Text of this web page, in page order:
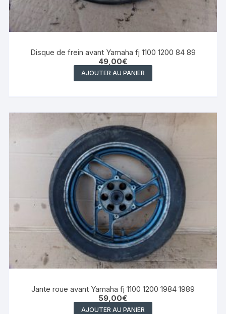
Disque de frein avant Yamaha fj 1100 1200 84 89
49,00€
AJOUTER AU PANIER
Jante roue avant Yamaha fj 1100 1200 1984 1989
59,00€
AJOUTER AU PANIER